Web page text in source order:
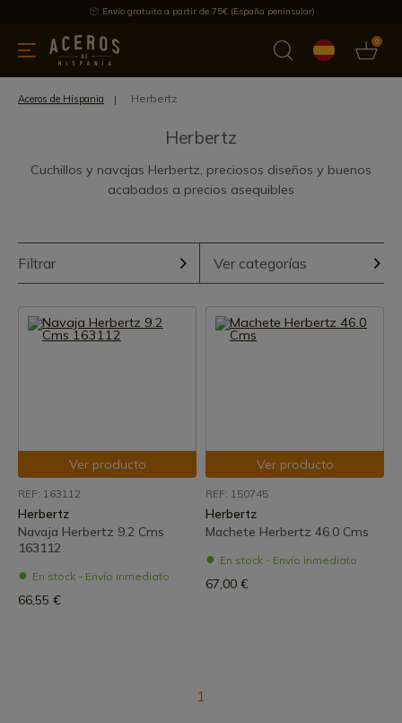
Envío gratuito a partir de 75€ (España peninsular)
0
menaje Ofertas Ultimas novedades Los más vendidos
Aceros de Hispania Herbertz
Herbertz
Cuchillos y navajas Herbertz, preciosos diseños y buenos
acabados a precios asequibles
Filtrar Ver categorías
Ver producto
REF: 163112
Herbertz
Navaja Herbertz 9.2 Cms
163112
En stock - Envío inmediato
66,55 €
Ver producto
REF: 150745
Herbertz
Machete Herbertz 46.0 Cms
En stock - Envío inmediato
67,00 €
1